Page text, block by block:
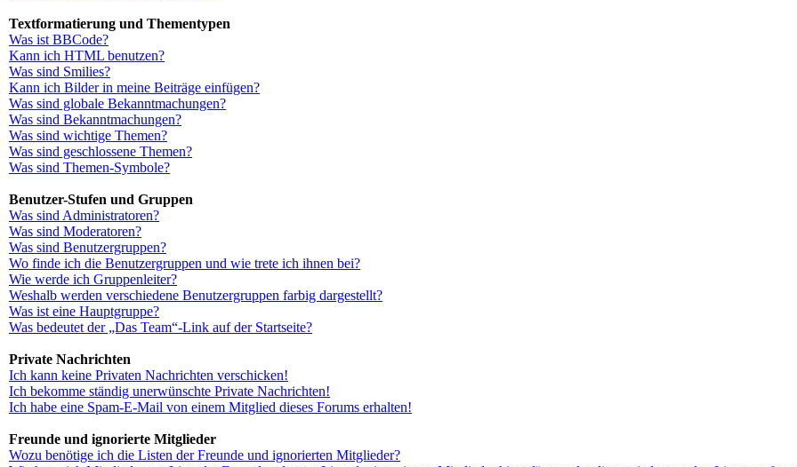
Textformatierung und Thementypen
Was ist BBCode?
Kann ich HTML benutzen?
Was sind Smilies?
Kann ich Bilder in meine Beiträge einfügen?
Was sind globale Bekanntmachungen?
Was sind Bekanntmachungen?
Was sind wichtige Themen?
Was sind geschlossene Themen?
Was sind Themen-Symbole?
Benutzer-Stufen und Gruppen
Was sind Administratoren?
Was sind Moderatoren?
Was sind Benutzergruppen?
Wo finde ich die Benutzergruppen und wie trete ich ihnen bei?
Wie werde ich Gruppenleiter?
Weshalb werden verschiedene Benutzergruppen farbig dargestellt?
Was ist eine Hauptgruppe?
Was bedeutet der „Das Team“-Link auf der Startseite?
Private Nachrichten
Ich kann keine Privaten Nachrichten verschicken!
Ich bekomme ständig unerwünschte Private Nachrichten!
Ich habe eine Spam-E-Mail von einem Mitglied dieses Forums erhalten!
Freunde und ignorierte Mitglieder
Wozu benötige ich die Listen der Freunde und ignorierten Mitglieder?